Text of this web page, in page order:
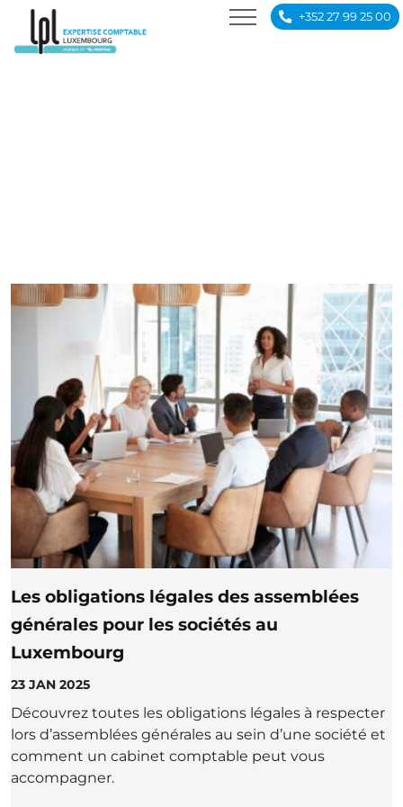
+352 27 99 25 00
Les obligations légales des assemblées
générales pour les sociétés au
Luxembourg
23 JAN 2025
Découvrez toutes les obligations légales à respecter
lors d’assemblées générales au sein d’une société et
comment un cabinet comptable peut vous
accompagner.
Création d’entreprise